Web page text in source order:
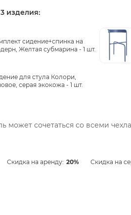
изделия:
сидение+спинка на
Желтая субмарина - 1 шт.
для стула Колори,
серая экокожа - 1 шт.
может сочетаться со всеми
Скидка на аренду: 20% Скидка на